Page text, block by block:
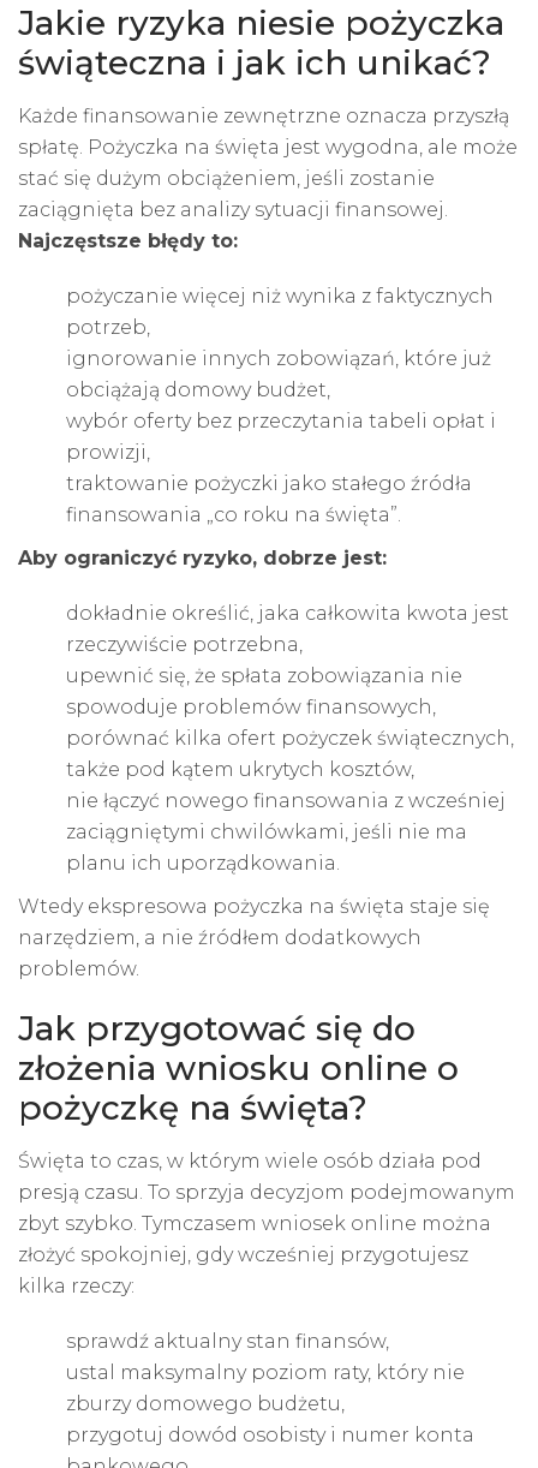
Jakie ryzyka niesie pożyczka
świąteczna i jak ich unikać?
Każde finansowanie zewnętrzne oznacza przyszłą
spłatę. Pożyczka na święta jest wygodna, ale może
stać się dużym obciążeniem, jeśli zostanie
zaciągnięta bez analizy sytuacji finansowej.
Najczęstsze błędy to:
pożyczanie więcej niż wynika z faktycznych
potrzeb,
ignorowanie innych zobowiązań, które już
obciążają domowy budżet,
wybór oferty bez przeczytania tabeli opłat i
prowizji,
traktowanie pożyczki jako stałego źródła
finansowania „co roku na święta”.
Aby ograniczyć ryzyko, dobrze jest:
dokładnie określić, jaka całkowita kwota jest
rzeczywiście potrzebna,
upewnić się, że spłata zobowiązania nie
spowoduje problemów finansowych,
porównać kilka ofert pożyczek świątecznych,
także pod kątem ukrytych kosztów,
nie łączyć nowego finansowania z wcześniej
zaciągniętymi chwilówkami, jeśli nie ma
planu ich uporządkowania.
Wtedy ekspresowa pożyczka na święta staje się
narzędziem, a nie źródłem dodatkowych
problemów.
Jak przygotować się do
złożenia wniosku online o
pożyczkę na święta?
Święta to czas, w którym wiele osób działa pod
presją czasu. To sprzyja decyzjom podejmowanym
zbyt szybko. Tymczasem wniosek online można
złożyć spokojniej, gdy wcześniej przygotujesz
kilka rzeczy:
sprawdź aktualny stan finansów,
ustal maksymalny poziom raty, który nie
zburzy domowego budżetu,
przygotuj dowód osobisty i numer konta